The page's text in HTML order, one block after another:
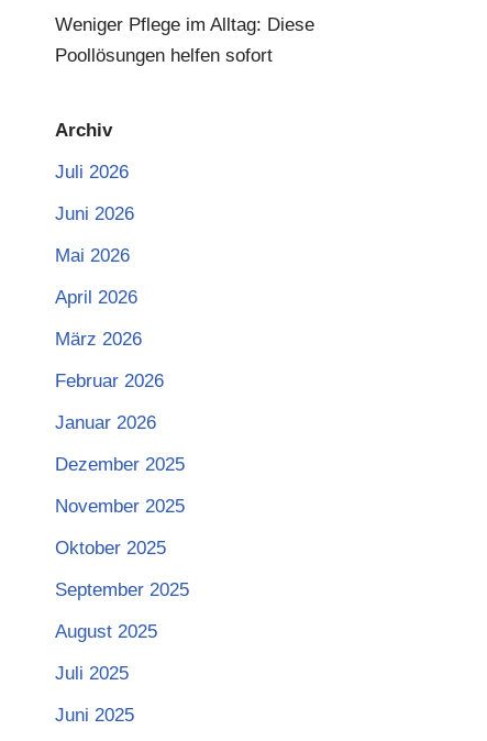
Weniger Pflege im Alltag: Diese
Poollösungen helfen sofort
Archiv
Juli 2026
Juni 2026
Mai 2026
April 2026
März 2026
Februar 2026
Januar 2026
Dezember 2025
November 2025
Oktober 2025
September 2025
August 2025
Juli 2025
Juni 2025